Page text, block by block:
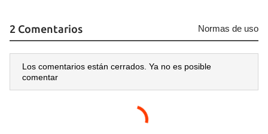
2 Comentarios Normas de uso
Los comentarios están cerrados. Ya no es posible
comentar